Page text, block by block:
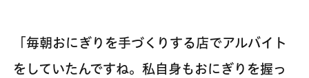
「毎朝おにぎりを手づくりする店でアルバイト
をしていたんですね。私自身もおにぎりを握っ